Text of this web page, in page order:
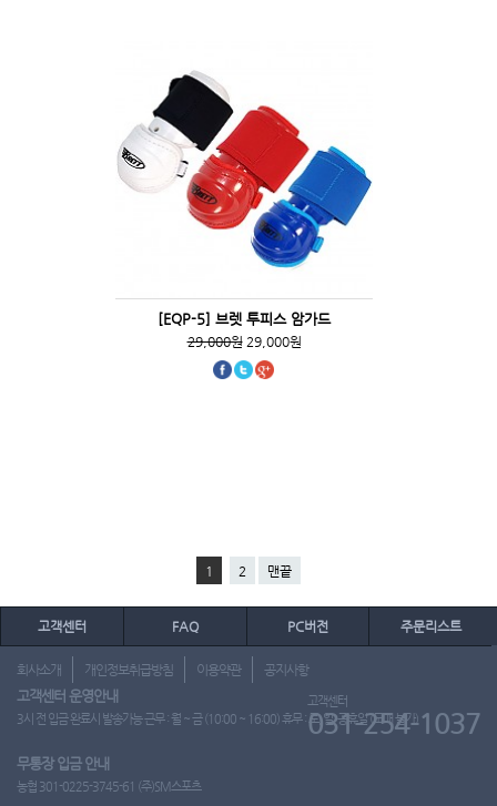
[EQP-5] 브렛 투피스 암가드
29,000원29,000원
1 2 맨끝
고객센터 FAQ PC버전 주문리스트
회사소개 개인정보취급방침 이용약관 공지사항
고객센터 운영안내
3시 전 입금 완료시 발송가능 근무 : 월 ~ 금 (10:00 ~ 16:00) 휴무 : 토, 일, 공휴일 (도매 불가)
고객센터
031-254-1037
무통장 입금 안내
농협 301-0225-3745-61 (주)SM스포츠